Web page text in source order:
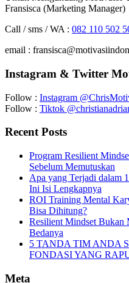
Fransisca (Marketing Manager)
Call / sms / WA : 082 110 502
email :
Instagram & Twitter
Follow : Instagram
Follow : Tiktok
Recent Posts
Program Resilient
Sebelum Memutuskan
Apa yang Terjadi dalam
Ini Isi Lengkapnya
ROI Training Mental
Bisa Dihitung?
Resilient Mindset Bukan
Bedanya
5 TANDA TIM ANDA
FONDASI YANG
Meta